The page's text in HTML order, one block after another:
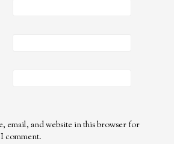
email, and website in this browser for
comment.